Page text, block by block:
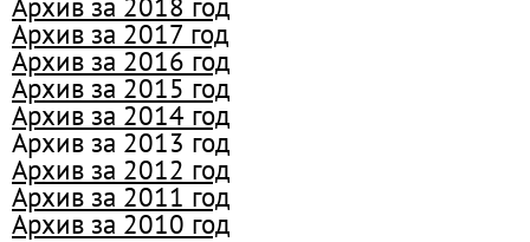
Архив за 2017 год
Архив за 2016 год
Архив за 2015 год
Архив за 2014 год
Архив за 2013 год
Архив за 2012 год
Архив за 2011 год
Архив за 2010 год